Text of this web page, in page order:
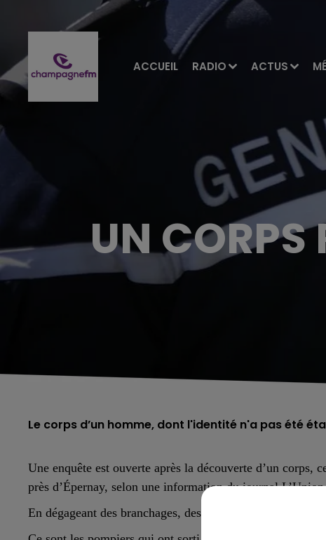
ACCUEIL RADIO ACTUS
UN CORPS
Le corps d’un homme, dont l'identité n'a pas été
Une enquête est ouverte après la découverte d’un corps,
près d’Épernay, selon une information du journal
En dégageant des branchages, des agents des Voies